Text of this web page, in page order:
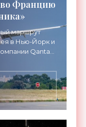
во Францию
маршрут
в Нью-Йорк и
Qantas
24